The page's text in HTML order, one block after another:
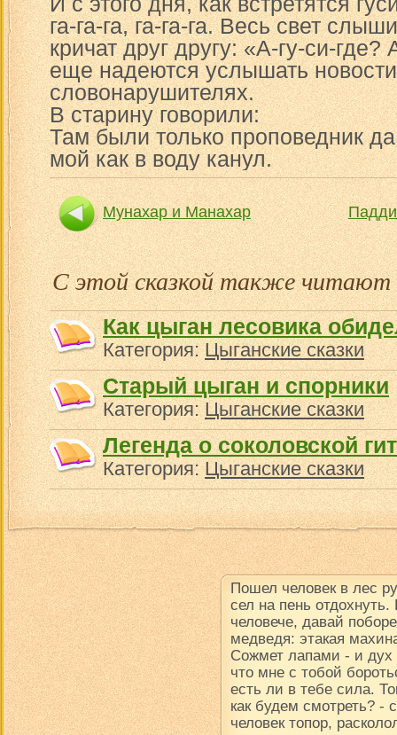
га-га-га, га-га-га. Весь свет
кричат друг другу: «А-гу-си-где?
еще надеются услышать
словонарушителях.
В старину говорили:
Там были только проповедник
мой как в воду канул.
Мунахар и Манахар
С этой сказкой также читают
Как цыган лесовика
Категория:Цыганские сказки
Старый цыган и спорники
Категория:Цыганские сказки
Легенда о соколовской
Категория:Цыганские сказки
Пошел человек в лес
сел на пень
человече, давай
медведя: этакая
Сожмет лапами - и дух
что мне с тобой
есть ли в тебе сила.
как будем смотреть? -
человек топор,